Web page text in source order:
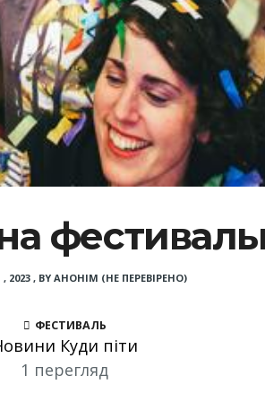
2023, BY АНОНІМ (НЕ ПЕРЕВІРЕНО)
ФЕСТИВАЛЬ
Куди піти
1 перегляд